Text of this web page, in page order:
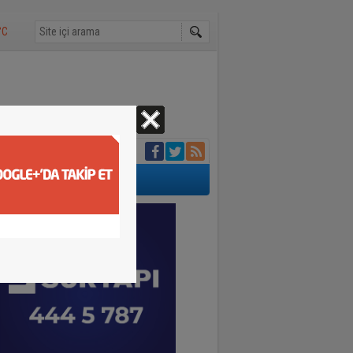
bedeni
kamerada
bin 500 tır